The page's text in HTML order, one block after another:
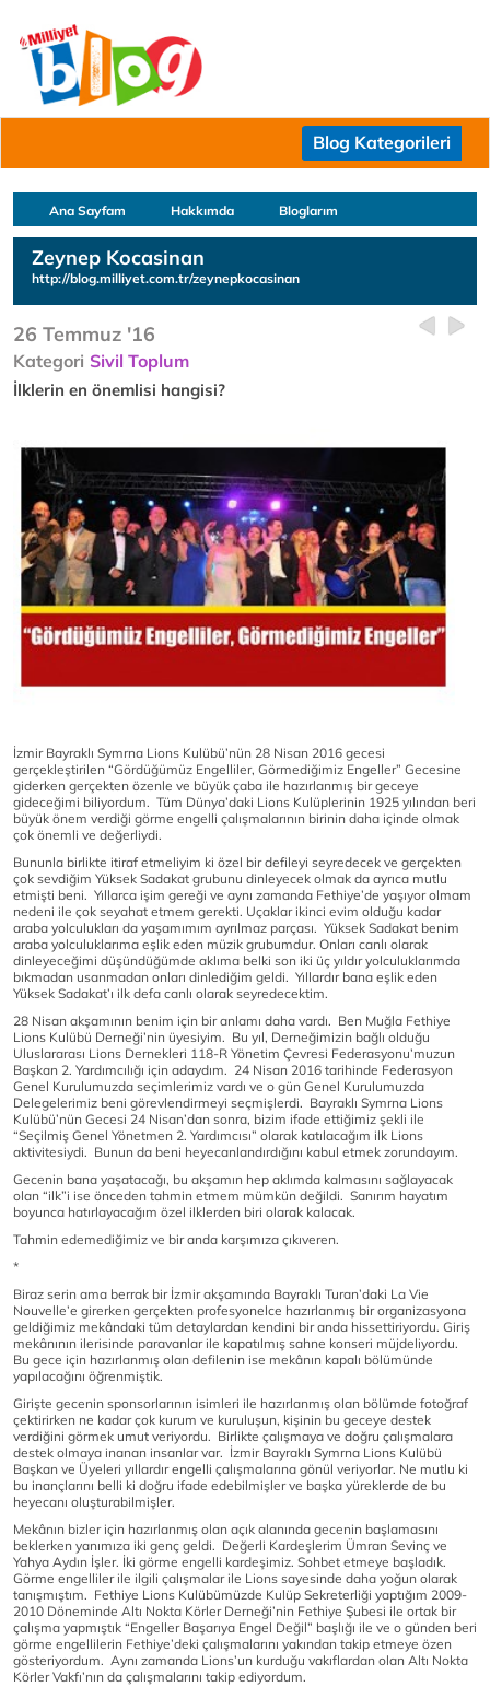
Blog Kategorileri
Ana Sayfam Hakkımda Bloglarım
Zeynep Kocasinan
http://blog.milliyet.com.tr/zeynepkocasinan
26 Temmuz '16
Kategori Sivil Toplum
İlklerin en önemlisi hangisi?
İzmir Bayraklı Symrna Lions Kulübü’nün 28 Nisan 2016 gecesi
gerçekleştirilen “Gördüğümüz Engelliler, Görmediğimiz Engeller” Gecesine
giderken gerçekten özenle ve büyük çaba ile hazırlanmış bir geceye
gideceğimi biliyordum. Tüm Dünya’daki Lions Kulüplerinin 1925 yılından beri
büyük önem verdiği görme engelli çalışmalarının birinin daha içinde olmak
çok önemli ve değerliydi.
Bununla birlikte itiraf etmeliyim ki özel bir defileyi seyredecek ve gerçekten
çok sevdiğim Yüksek Sadakat grubunu dinleyecek olmak da ayrıca mutlu
etmişti beni. Yıllarca işim gereği ve aynı zamanda Fethiye’de yaşıyor olmam
nedeni ile çok seyahat etmem gerekti. Uçaklar ikinci evim olduğu kadar
araba yolculukları da yaşamımım ayrılmaz parçası. Yüksek Sadakat benim
araba yolculuklarıma eşlik eden müzik grubumdur. Onları canlı olarak
dinleyeceğimi düşündüğümde aklıma belki son iki üç yıldır yolculuklarımda
bıkmadan usanmadan onları dinlediğim geldi. Yıllardır bana eşlik eden
Yüksek Sadakat’ı ilk defa canlı olarak seyredecektim.
28 Nisan akşamının benim için bir anlamı daha vardı. Ben Muğla Fethiye
Lions Kulübü Derneği’nin üyesiyim. Bu yıl, Derneğimizin bağlı olduğu
Uluslararası Lions Dernekleri 118-R Yönetim Çevresi Federasyonu’muzun
Başkan 2. Yardımcılığı için adaydım. 24 Nisan 2016 tarihinde Federasyon
Genel Kurulumuzda seçimlerimiz vardı ve o gün Genel Kurulumuzda
Delegelerimiz beni görevlendirmeyi seçmişlerdi. Bayraklı Symrna Lions
Kulübü’nün Gecesi 24 Nisan’dan sonra, bizim ifade ettiğimiz şekli ile
“Seçilmiş Genel Yönetmen 2. Yardımcısı” olarak katılacağım ilk Lions
aktivitesiydi. Bunun da beni heyecanlandırdığını kabul etmek zorundayım.
Gecenin bana yaşatacağı, bu akşamın hep aklımda kalmasını sağlayacak
olan “ilk”i ise önceden tahmin etmem mümkün değildi. Sanırım hayatım
boyunca hatırlayacağım özel ilklerden biri olarak kalacak.
Tahmin edemediğimiz ve bir anda karşımıza çıkıveren.
*
Biraz serin ama berrak bir İzmir akşamında Bayraklı Turan’daki La Vie
Nouvelle’e girerken gerçekten profesyonelce hazırlanmış bir organizasyona
geldiğimiz mekândaki tüm detaylardan kendini bir anda hissettiriyordu. Giriş
mekânının ilerisinde paravanlar ile kapatılmış sahne konseri müjdeliyordu.
Bu gece için hazırlanmış olan defilenin ise mekânın kapalı bölümünde
yapılacağını öğrenmiştik.
Girişte gecenin sponsorlarının isimleri ile hazırlanmış olan bölümde fotoğraf
çektirirken ne kadar çok kurum ve kuruluşun, kişinin bu geceye destek
verdiğini görmek umut veriyordu. Birlikte çalışmaya ve doğru çalışmalara
destek olmaya inanan insanlar var. İzmir Bayraklı Symrna Lions Kulübü
Başkan ve Üyeleri yıllardır engelli çalışmalarına gönül veriyorlar. Ne mutlu ki
bu inançlarını belli ki doğru ifade edebilmişler ve başka yüreklerde de bu
heyecanı oluşturabilmişler.
Mekânın bizler için hazırlanmış olan açık alanında gecenin başlamasını
beklerken yanımıza iki genç geldi. Değerli Kardeşlerim Ümran Sevinç ve
Yahya Aydın İşler. İki görme engelli kardeşimiz. Sohbet etmeye başladık.
Görme engelliler ile ilgili çalışmalar ile Lions sayesinde daha yoğun olarak
tanışmıştım. Fethiye Lions Kulübümüzde Kulüp Sekreterliği yaptığım 2009-
2010 Döneminde Altı Nokta Körler Derneği’nin Fethiye Şubesi ile ortak bir
çalışma yapmıştık “Engeller Başarıya Engel Değil” başlığı ile ve o günden beri
görme engellilerin Fethiye’deki çalışmalarını yakından takip etmeye özen
gösteriyordum. Aynı zamanda Lions’un kurduğu vakıflardan olan Altı Nokta
Körler Vakfı’nın da çalışmalarını takip ediyordum.